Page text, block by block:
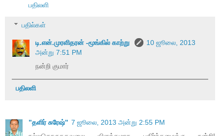
பதிலளி
பதில்கள்
டி.என்.முரளிதரன் -மூங்கில் காற்று
10 ஜூலை, 2013
அன்று 7:51 PM
நன்றி குமார்
பதிலளி
”தளிர் சுரேஷ்” 7 ஜூலை, 2013 அன்று 2:55 PM